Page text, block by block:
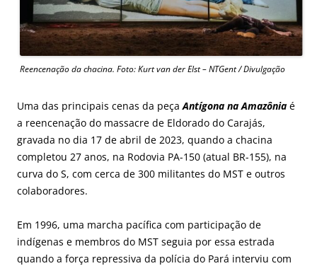
Reencenação da chacina. Foto: Kurt van der Elst – NTGent / Divulgação
Uma das principais cenas da peçaAntígona na Amazônia é
a reencenação do massacre de Eldorado do Carajás,
gravada no dia 17 de abril de 2023, quando a chacina
completou 27 anos, na Rodovia PA-150 (atual BR-155), na
curva do S, com cerca de 300 militantes do MST e outros
colaboradores.
Em 1996, uma marcha pacífica com participação de
indígenas e membros do MST seguia por essa estrada
quando a força repressiva da polícia do Pará interviu com